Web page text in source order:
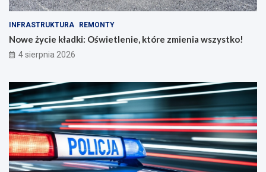
INFRASTRUKTURA REMONTY
Nowe życie kładki: Oświetlenie, które zmienia wszystko!
4 sierpnia 2026